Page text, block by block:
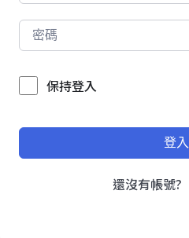
保持登入
登入
還沒有帳號?